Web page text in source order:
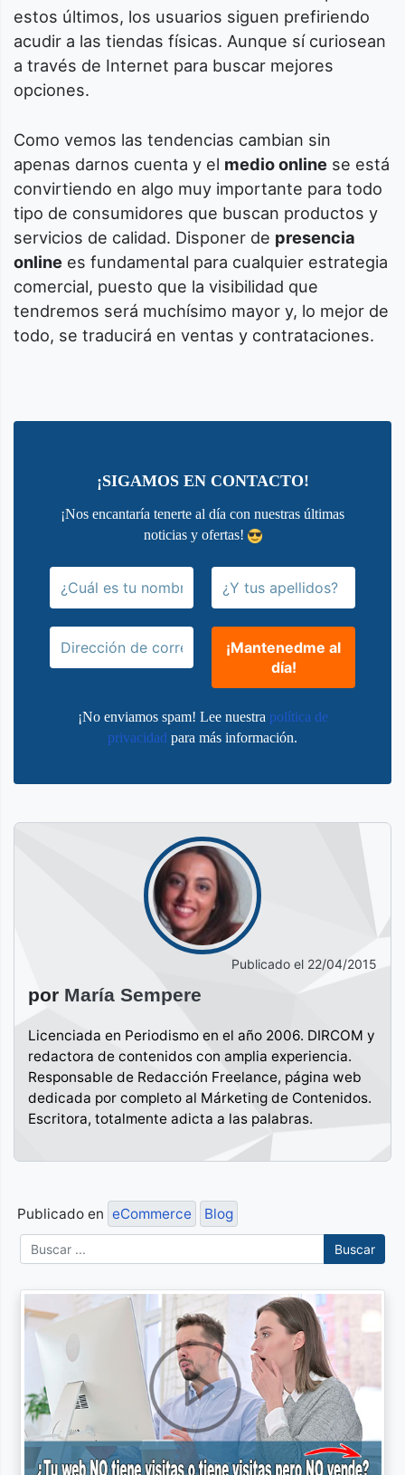
estos últimos, los usuarios siguen prefiriendo
acudir a las tiendas físicas. Aunque sí curiosean
a través de Internet para buscar mejores
opciones.
Como vemos las tendencias cambian sin
apenas darnos cuenta y el medio online se está
convirtiendo en algo muy importante para todo
tipo de consumidores que buscan productos y
servicios de calidad. Disponer de presencia
online es fundamental para cualquier estrategia
comercial, puesto que la visibilidad que
tendremos será muchísimo mayor y, lo mejor de
todo, se traducirá en ventas y contrataciones.
¡SIGAMOS EN CONTACTO!
¡Nos encantaría tenerte al día con nuestras últimas
noticias y ofertas!
¡No enviamos spam! Lee nuestra política de
privacidad para más información.
por María Sempere
Publicado el 22/04/2015
Licenciada en Periodismo en el año 2006. DIRCOM y
redactora de contenidos con amplia experiencia.
Responsable de Redacción Freelance, página web
dedicada por completo al Márketing de Contenidos.
Escritora, totalmente adicta a las palabras.
Publicado en eCommerce Blog
Buscar